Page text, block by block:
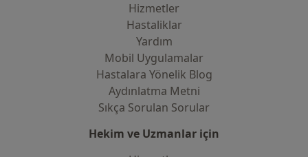
Hizmetler
Hastaliklar
Yardım
Mobil Uygulamalar
Hastalara Yönelik Blog
Aydınlatma Metni
Sıkça Sorulan Sorular
Hekim ve Uzmanlar için